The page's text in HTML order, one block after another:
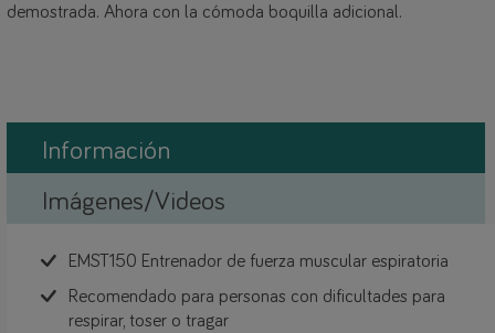
demostrada. Ahora con la cómoda boquilla adicional.
Información
Imágenes/Videos
EMST150 Entrenador de fuerza muscular espiratoria
Recomendado para personas con dificultades para
respirar, toser o tragar